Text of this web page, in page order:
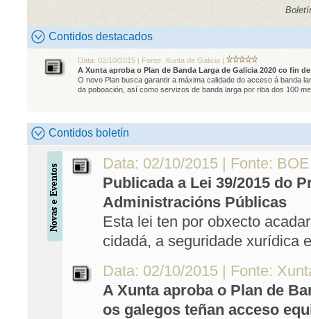
Contidos destacados
Data: 02/10/2015 | Fonte: Xunta de Galicia |
A Xunta aproba o Plan de Banda Larga de Galicia 2020 co fin
O novo Plan busca garantir a máxima calidade do acceso á banda
da poboación, así como servizos de banda larga por riba dos 100
Contidos boletín
Data: 02/10/2015 | Fonte:
Publicada a Lei 39/2015 do
Administracións Públicas
Esta lei ten por obxecto
cidadá, a seguridade xurídica
Data: 02/10/2015 | Fonte:
A Xunta aproba o Plan de
os galegos teñan acceso